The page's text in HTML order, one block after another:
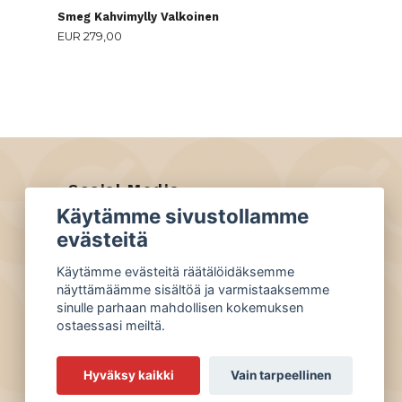
Smeg Kahvimylly Valkoinen
EUR 279,00
Social Media
Facebook
Käytämme sivustollamme
evästeitä
Käytämme evästeitä räätälöidäksemme
näyttämäämme sisältöä ja varmistaaksemme
sinulle parhaan mahdollisen kokemuksen
ostaessasi meiltä.
Hyväksy kaikki Vain tarpeellinen